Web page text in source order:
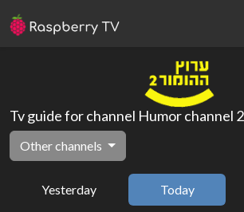
Tv guide for channel Humor channel
Other channels
Yesterday Today